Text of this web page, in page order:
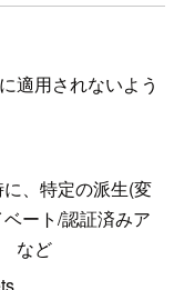
適用されないよう
、特定の派生(変
ート/認証済みア
など